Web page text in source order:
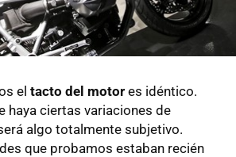
el tacto del motor es idéntico.
haya ciertas variaciones de
algo totalmente subjetivo.
que probamos estaban recién